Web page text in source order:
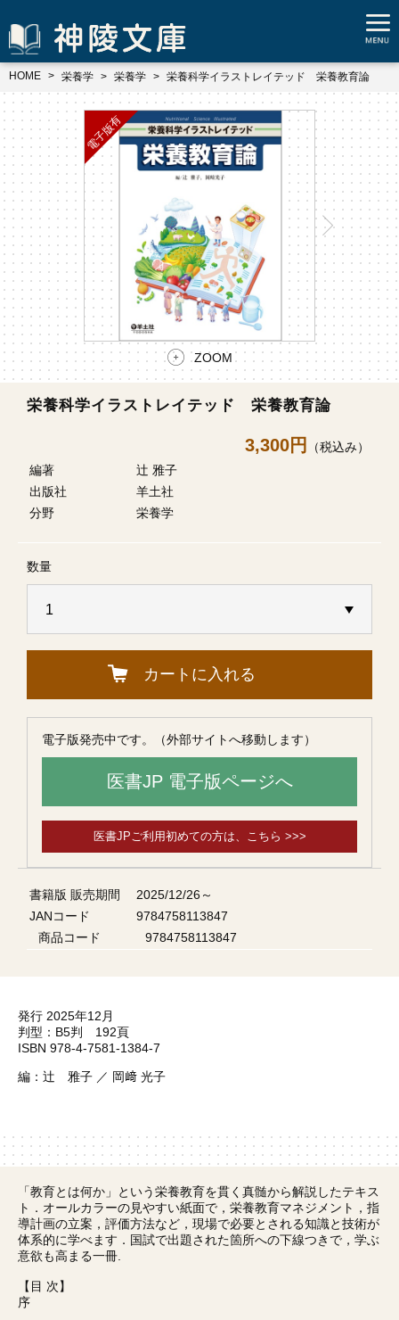
HOME 栄養学 栄養学 栄養科学イラストレイテッド 栄養教育論
ZOOM
栄養科学イラストレイテッド 栄養教育論
3,300円
（税込み）
編著
辻 雅子
出版社
羊土社
分野
栄養学
数量
カートに入れる
電子版発売中です。（外部サイトへ移動します）
医書JP 電子版ページへ
医書JPご利用初めての方は、こちら >>>
書籍版 販売期間
2025/12/26～
JANコード
9784758113847
商品コード
9784758113847
発行 2025年12月
判型：B5判 192頁
ISBN 978-4-7581-1384-7
編：辻 雅子 ／ 岡﨑 光子
「教育とは何か」という栄養教育を貫く真髄から解説したテキス
ト．オールカラーの見やすい紙面で，栄養教育マネジメント，指
導計画の立案，評価方法など，現場で必要とされる知識と技術が
体系的に学べます．国試で出題された箇所への下線つきで，学ぶ
意欲も高まる一冊.
【目 次】
序